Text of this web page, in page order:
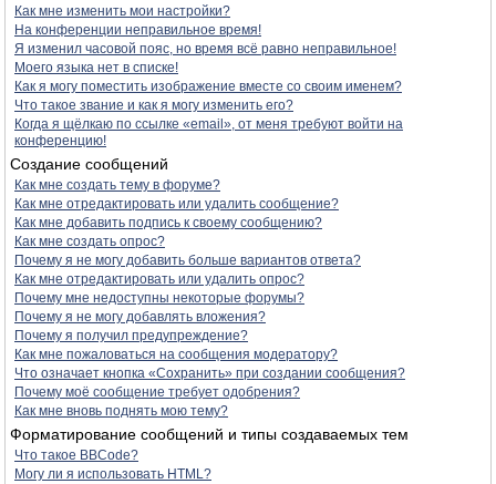
Как мне изменить мои настройки?
На конференции неправильное время!
Я изменил часовой пояс, но время всё равно неправильное!
Моего языка нет в списке!
Как я могу поместить изображение вместе со своим именем?
Что такое звание и как я могу изменить его?
Когда я щёлкаю по ссылке «email», от меня требуют войти на
конференцию!
Создание сообщений
Как мне создать тему в форуме?
Как мне отредактировать или удалить сообщение?
Как мне добавить подпись к своему сообщению?
Как мне создать опрос?
Почему я не могу добавить больше вариантов ответа?
Как мне отредактировать или удалить опрос?
Почему мне недоступны некоторые форумы?
Почему я не могу добавлять вложения?
Почему я получил предупреждение?
Как мне пожаловаться на сообщения модератору?
Что означает кнопка «Сохранить» при создании сообщения?
Почему моё сообщение требует одобрения?
Как мне вновь поднять мою тему?
Форматирование сообщений и типы создаваемых тем
Что такое BBCode?
Могу ли я использовать HTML?